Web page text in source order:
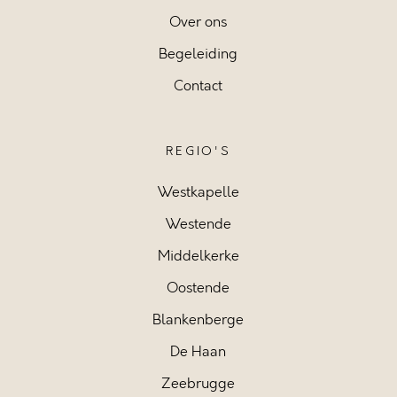
Over ons
Begeleiding
Contact
REGIO'S
Westkapelle
Westende
Middelkerke
Oostende
Blankenberge
De Haan
Zeebrugge